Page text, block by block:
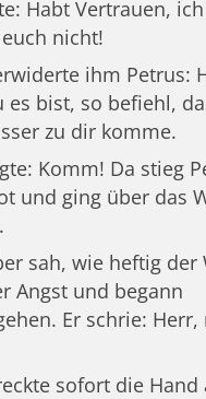
Habt Vertrauen,
nicht!
ihm Petrus:
es bist, so befiehl,
zu dir komme.
Komm! Da stieg
und ging über das
sah, wie heftig der
Angst und begann
Er schrie: Herr,
sofort die Hand